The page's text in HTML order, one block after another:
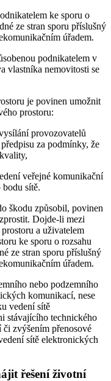
ke sporu o
ze stran sporu příslušný
úřadem.
podnikatelem v
vlastníka nemovitosti se
je povinen umožnit
prostoru:
provozovatelů
za podmínky, že
veřejné komunikační
bodu sítě.
škodu způsobil, povinen
Dojde-li mezi
a uživatelem
ke sporu o rozsahu
ze stran sporu příslušný
úřadem.
nebo podzemního
komunikací, nese
vedení sítě
stávajícího technického
zvýšením přenosové
sítě elektronických
řešení životní